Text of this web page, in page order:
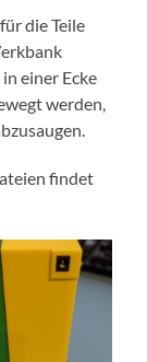
die Teile
einer Ecke
werden,
findet